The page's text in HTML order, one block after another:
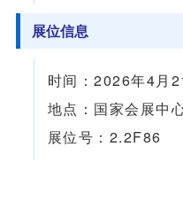
展位信息
时间：2026年4月
地点：国家会展中
展位号：2.2F86